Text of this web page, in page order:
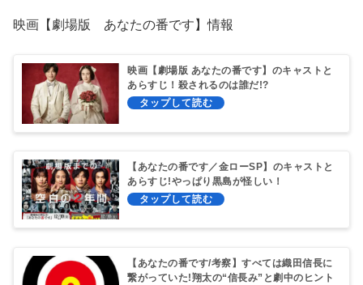
映画【劇場版 あなたの番です】情報
映画【劇場版 あなたの番です】のキャストと
あらすじ！殺されるのは誰だ!?
【あなたの番です／金ローSP】のキャストと
あらすじ!やっぱり黒島が怪しい！
【あなたの番です/考察】すべては織田信長に
繋がっていた!翔太の“信長み”と劇中のヒント